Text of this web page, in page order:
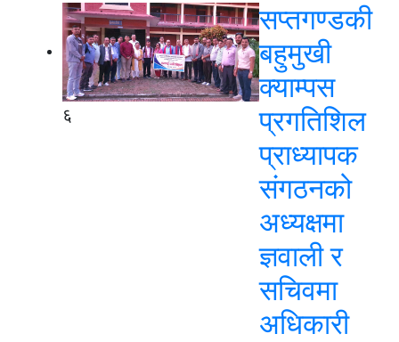
६
सप्तगण्डकी
बहुमुखी
क्याम्पस
प्रगतिशिल
प्राध्यापक
संगठनको
अध्यक्षमा
ज्ञवाली र
सचिवमा
अधिकारी